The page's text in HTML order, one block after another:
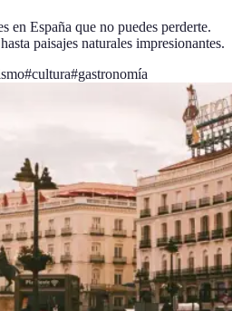
en España que no puedes perderte.
paisajes naturales impresionantes.
#cultura#gastronomía